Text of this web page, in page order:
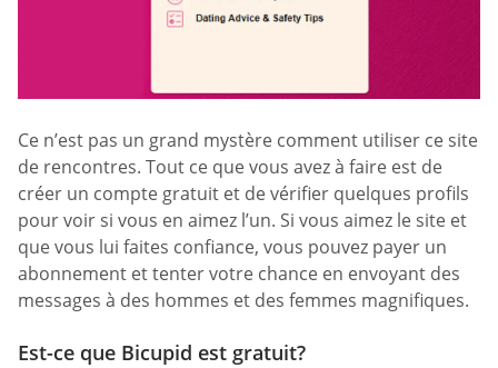
Ce n’est pas un grand mystère comment utiliser ce site
de rencontres. Tout ce que vous avez à faire est de
créer un compte gratuit et de vérifier quelques profils
pour voir si vous en aimez l’un. Si vous aimez le site et
que vous lui faites confiance, vous pouvez payer un
abonnement et tenter votre chance en envoyant des
messages à des hommes et des femmes magnifiques.
Est-ce que Bicupid est gratuit?